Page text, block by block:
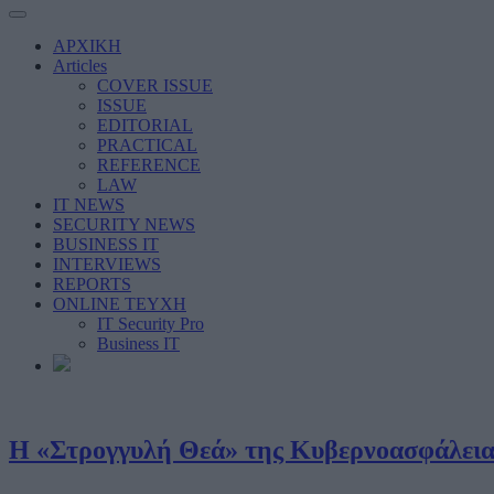
ΑΡΧΙΚΗ
Articles
COVER ISSUE
ISSUE
EDITORIAL
PRACTICAL
REFERENCE
LAW
IT NEWS
SECURITY NEWS
BUSINESS IT
INTERVIEWS
REPORTS
ONLINE ΤΕΥΧΗ
IT Security Pro
Business IT
Η «Στρογγυλή Θεά» της